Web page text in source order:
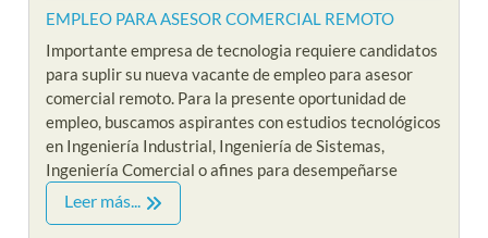
EMPLEO PARA ASESOR COMERCIAL REMOTO
Importante empresa de tecnologia requiere candidatos
para suplir su nueva vacante de empleo para asesor
comercial remoto. Para la presente oportunidad de
empleo, buscamos aspirantes con estudios tecnológicos
en Ingeniería Industrial, Ingeniería de Sistemas,
Ingeniería Comercial o afines para desempeñarse
Leer más...